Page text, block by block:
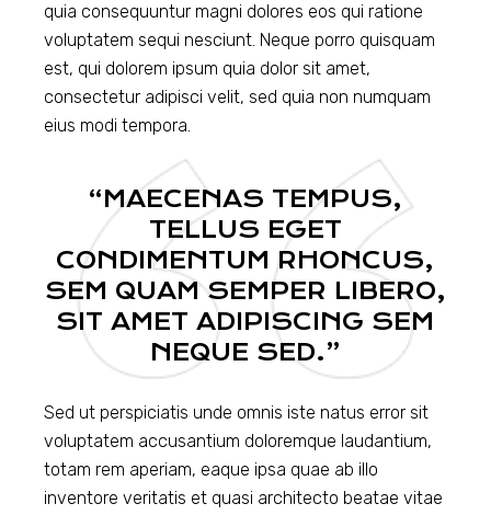
quia consequuntur magni dolores eos qui ratione
voluptatem sequi nesciunt. Neque porro quisquam
est, qui dolorem ipsum quia dolor sit amet,
consectetur adipisci velit, sed quia non numquam
eius modi tempora.
“MAECENAS TEMPUS,
TELLUS EGET
CONDIMENTUM RHONCUS,
SEM QUAM SEMPER LIBERO,
SIT AMET ADIPISCING SEM
NEQUE SED.”
Sed ut perspiciatis unde omnis iste natus error sit
voluptatem accusantium doloremque laudantium,
totam rem aperiam, eaque ipsa quae ab illo
inventore veritatis et quasi architecto beatae vitae